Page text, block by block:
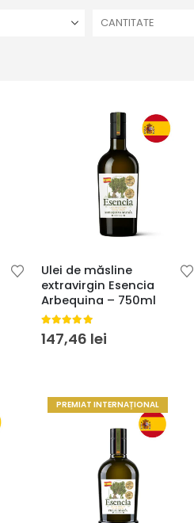
CANTITATE
Ulei de măsline
extravirgin Esencia
Arbequina – 750ml
5.00 din 5
147,46 lei
PREMIAT INTERNAȚIONAL